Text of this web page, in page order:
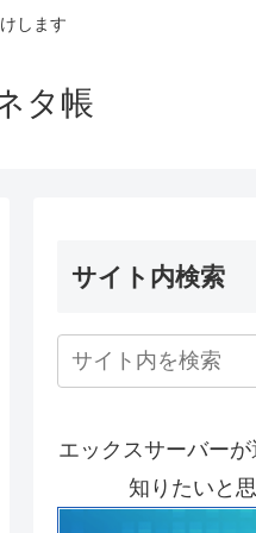
します
タ帳
サイト内検索
エックスサーバー
知りたいと